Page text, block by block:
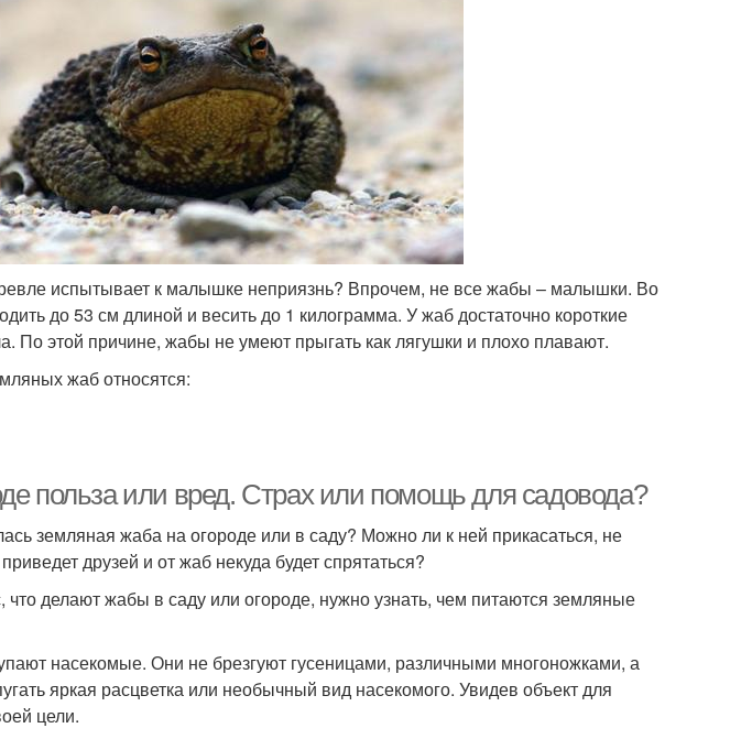
испытывает к малышке неприязнь? Впрочем, не все жабы – малышки. Во
до 53 см длиной и весить до 1 килограмма. У жаб достаточно короткие
По этой причине, жабы не умеют прыгать как лягушки и плохо плавают.
жаб относятся:
польза или вред. Страх или помощь для садовода?
земляная жаба на огороде или в саду? Можно ли к ней прикасаться, не
друзей и от жаб некуда будет спрятаться?
что делают жабы в саду или огороде, нужно узнать, чем питаются земляные
насекомые. Они не брезгуют гусеницами, различными многоножками, а
яркая расцветка или необычный вид насекомого. Увидев объект для
цели.